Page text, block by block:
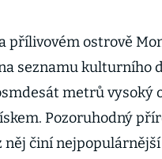
přílivovém ostrově
seznamu kulturního
metrů vysoký
Pozoruhodný
něj činí